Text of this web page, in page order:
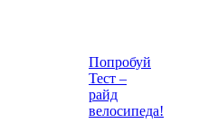
Попробуй
Тест –
райд
велосипеда!